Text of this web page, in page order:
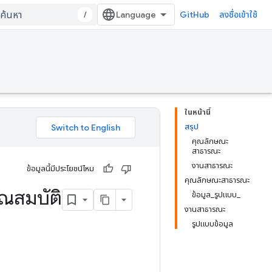
/ GitHub ลงชื่อเข้าใช้
ในหน้านี้
สรุป
คุณลักษณะ
สาธารณะ
งานสาธารณะ
คุณลักษณะสาธารณะ
ข้อมูล_รูปแบบ_
งานสาธารณะ
รูปแบบข้อมูล
ข้อมูลนี้มีประโยชน์ไหม
สมบัติ